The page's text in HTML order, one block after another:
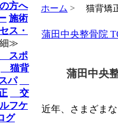
方へ
施術
ス・
≫
スポ
猫背
パ
交
フケ
グ
ホーム 猫背矯
蒲田中央整骨院
蒲田中央
近年、さまざま